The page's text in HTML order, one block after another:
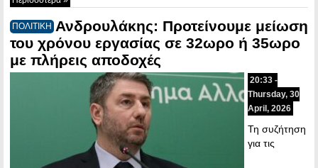
ΠΟΛΙΤΙΚΗ Ανδρουλάκης: Προτείνουμε μείωση
του χρόνου εργασίας σε 32ωρο ή 35ωρο
με πλήρεις αποδοχές
20:33 -
Thursday, 30
April, 2026
Τη συζήτηση
για τις